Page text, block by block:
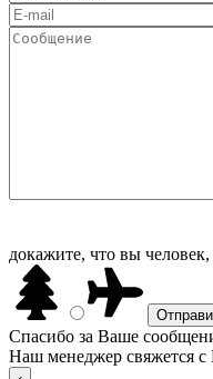
докажите, что вы
Спасибо за Ваше
Наш менеджер свяжется